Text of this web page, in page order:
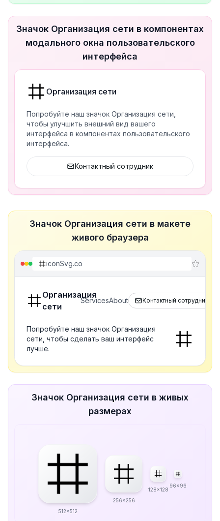
Значок Организация сети в компонентах
модального окна пользовательского
интерфейса
Организация сети
Попробуйте наш значок Организация сети,
чтобы улучшить внешний вид вашего
интерфейса в компонентах пользовательского
интерфейса.
Контактный сотрудник
Значок Организация сети в макете
живого браузера
iconSvg.co
Организация
сети
ServicesAbout Контактный сотрудник
Попробуйте наш значок Организация
сети, чтобы сделать ваш интерфейс
лучше.
Значок Организация сети в живых
размерах
512x512
256x256
128x128
96x96